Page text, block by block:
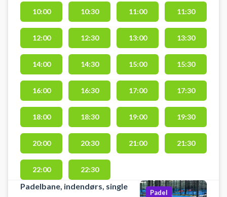
Arena på Ambolten 2, 6000
Kolding. Padelcentret har 8
padelbaner, 1 single- og 7
dobbeltbaner samt en udendørs
dobbeltbane. Gratis parkering,
bat kan lejes og bolde købes i
Sparekassen Kronjylland Padel
Arena, Rocket Padels andet
padelcenter i Kolding. #kif-padel-
club.
10:00 10:30 11:00 11:30
12:00 12:30 13:00 13:30
14:00 14:30 15:00 15:30
16:00 16:30 17:00 17:30
18:00 18:30 19:00 19:30
20:00 20:30 21:00 21:30
22:00 22:30
Padelbane, indendørs, single
Padel